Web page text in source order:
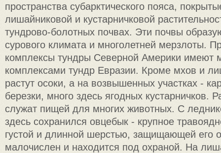
пространства субарктического пояса,
лишайниковой и кустарничковой
тундрово-болотных почвах. Эти почвы
сурового климата и многолетней мерзлоты.
комплексы тундры Северной Америки имеют
комплексами тундр Евразии. Кроме мхов и
растут осоки, а на возвышенных участках -
березки, много здесь ягодных кустарничков.
служат пищей для многих животных. С
здесь сохранился овцебык - крупное
густой и длинной шерстью, защищающей его
малочислен и находится под охраной. На